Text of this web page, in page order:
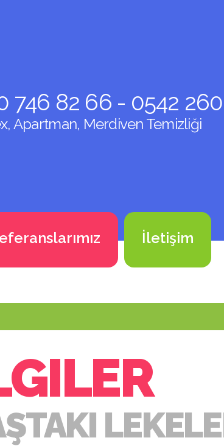
746 82 66 - 0542
Apartman, Merdiven Temizliği
İletişim